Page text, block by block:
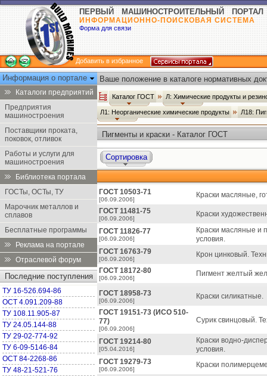
ПЕРВЫЙ МАШИНОСТРОИТЕЛЬНЫЙ ПОРТАЛ
ИНФОРМАЦИОННО-ПОИСКОВАЯ СИСТЕМА
Форма для связи
Добавить в избранное
Информация о портале
Каталоги предприятий
Предприятия
машиностроения
Поставщики проката,
поковок, отливок
Работы и услуги для
машиностроения
Библиотека портала
ГОСТы, ОСТы, ТУ
Марочник металлов и
сплавов
Бесплатные программы
Реклама на портале
Отраслевой форум
Последние поступления
ТУ 16-526.694-86
ОСТ 4.091.209-88
ТУ 108.11.905-87
ТУ 24.05.144-88
ТУ 29-02-774-92
ТУ 6-09-5146-84
ОСТ 84-2268-86
ТУ 48-21-521-76
Ваше положение в каталоге нормативных
Каталог ГОСТ Л: Химические продукты и
Л1: Неорганические химические продукты Л18:
Пигменты и краски - Каталог ГОСТ
Сортировка
ГОСТ 10503-71
[06.09.2006]
Краски масляные,
ГОСТ 11481-75
[06.09.2006]
Краски
ГОСТ 11826-77
[06.09.2006]
Краски масляные и
условия.
ГОСТ 16763-79
[06.09.2006]
Крон цинковый.
ГОСТ 18172-80
[06.09.2006]
Пигмент желтый
ГОСТ 18958-73
[06.09.2006]
Краски силикатные.
ГОСТ 19151-73 (ИСО 510-
77)
[06.09.2006]
Сурик свинцовый.
ГОСТ 19214-80
[05.04.2016]
Краски водно-
условия.
ГОСТ 19279-73
[06.09.2006]
Краски